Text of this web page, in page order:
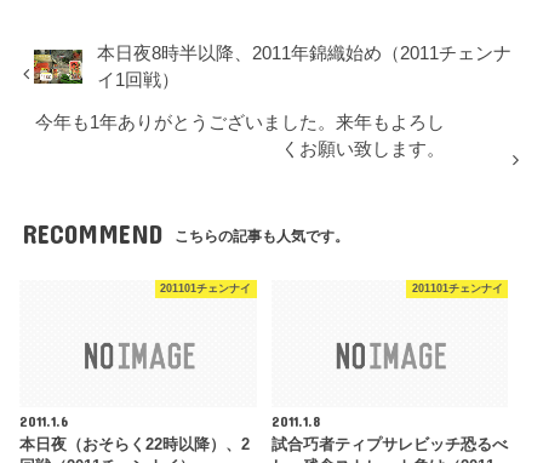
本日夜8時半以降、2011年錦織始め（2011チェンナ
イ1回戦）
今年も1年ありがとうございました。来年もよろし
くお願い致します。
RECOMMEND こちらの記事も人気です。
201101チェンナイ
2011.1.6
本日夜（おそらく22時以降）、2
201101チェンナイ
2011.1.8
試合巧者ティプサレビッチ恐るべ